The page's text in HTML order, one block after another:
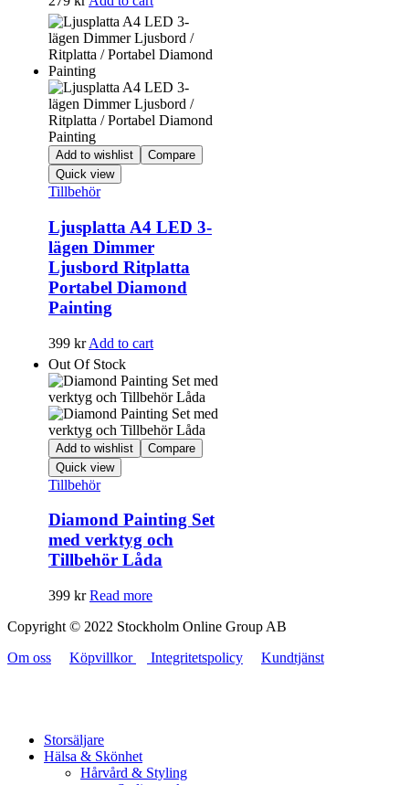
Add to wishlist
Compare
Quick view
Tillbehör
Ljusplatta A4 LED 3-
lägen Dimmer
Ljusbord Ritplatta
Portabel Diamond
Painting
399 kr Add to cart
Out Of Stock
Add to wishlist
Compare
Quick view
Tillbehör
Diamond Painting Set
med verktyg och
Tillbehör Låda
399 kr Read more
Copyright © 2022 Stockholm Online Group AB
Om oss
Köpvillkor Integritetspolicy Kundtjänst
Storsäljare
Hälsa & Skönhet
Hårvård & Styling